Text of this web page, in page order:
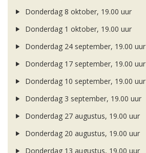
Donderdag 8 oktober, 19.00 uur
Donderdag 1 oktober, 19.00 uur
Donderdag 24 september, 19.00 uur
Donderdag 17 september, 19.00 uur
Donderdag 10 september, 19.00 uur
Donderdag 3 september, 19.00 uur
Donderdag 27 augustus, 19.00 uur
Donderdag 20 augustus, 19.00 uur
Donderdag 13 augustus, 19.00 uur